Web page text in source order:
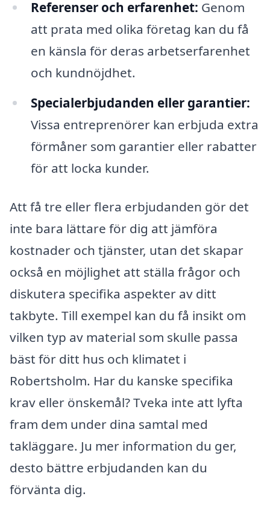
Referenser och erfarenhet: Genom
att prata med olika företag kan du få
en känsla för deras arbetserfarenhet
och kundnöjdhet.
Specialerbjudanden eller garantier:
Vissa entreprenörer kan erbjuda extra
förmåner som garantier eller rabatter
för att locka kunder.
Att få tre eller flera erbjudanden gör det
inte bara lättare för dig att jämföra
kostnader och tjänster, utan det skapar
också en möjlighet att ställa frågor och
diskutera specifika aspekter av ditt
takbyte. Till exempel kan du få insikt om
vilken typ av material som skulle passa
bäst för ditt hus och klimatet i
Robertsholm. Har du kanske specifika
krav eller önskemål? Tveka inte att lyfta
fram dem under dina samtal med
takläggare. Ju mer information du ger,
desto bättre erbjudanden kan du
förvänta dig.